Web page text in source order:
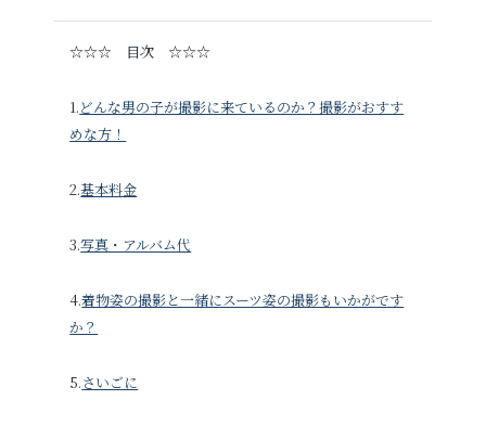
☆☆☆ 目次 ☆☆☆
1.どんな男の子が撮影に来ているのか？撮影がおすす
めな方！
2.基本料金
3.写真・アルバム代
4.着物姿の撮影と一緒にスーツ姿の撮影もいかがです
か？
5.さいごに